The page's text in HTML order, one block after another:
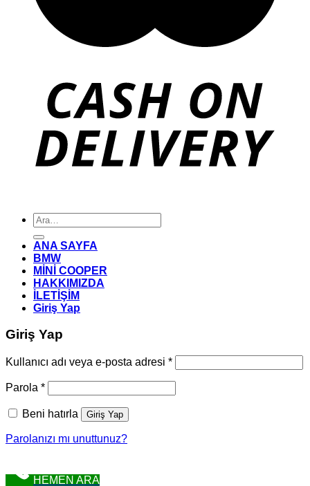
Ara:
ANA SAYFA
BMW
MİNİ COOPER
HAKKIMIZDA
İLETİŞİM
Giriş Yap
Giriş Yap
Kullanıcı adı veya e-posta adresi *Gerekli
Parola *Gerekli
Beni hatırla Giriş Yap
Parolanızı mı unuttunuz?
HEMEN ARA